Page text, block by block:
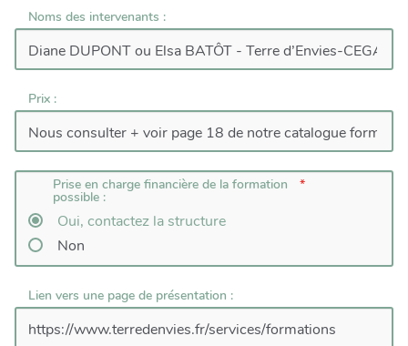
Noms des intervenants :
Prix :
Prise en charge financière de la formation
possible :
Oui, contactez la structure
Non
Lien vers une page de présentation :